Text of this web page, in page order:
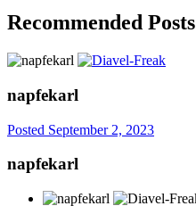
Recommended Posts
napfekarl
Posted September 2, 2023
napfekarl